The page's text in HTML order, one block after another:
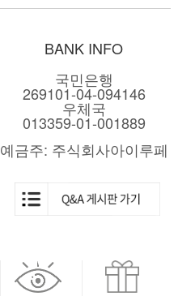
BANK INFO
국민은행
269101-04-094146
우체국
013359-01-001889
예금주: 주식회사아이루페